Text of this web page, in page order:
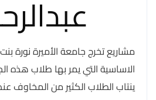
مشاريع تخرج جامعة الأميرة نورة
الاساسية التي يمر بها طلاب هذه
ينتاب الطلاب الكثير من المخاوف